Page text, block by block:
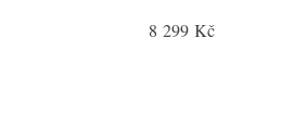
8 299 Kč